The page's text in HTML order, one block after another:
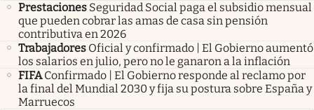
Prestaciones Seguridad Social paga el subsidio mensual
que pueden cobrar las amas de casa sin pensión
contributiva en 2026
Trabajadores Oficial y confirmado | El Gobierno aumentó
los salarios en julio, pero no le ganaron a la inflación
FIFA Confirmado | El Gobierno responde al reclamo por
la final del Mundial 2030 y fija su postura sobre España y
Marruecos